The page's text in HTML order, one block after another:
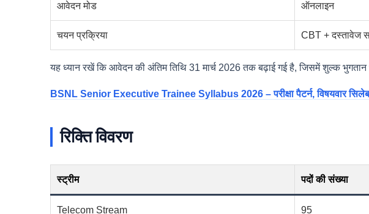
आवेदन मोड ऑनलाइन
चयन प्रक्रिया CBT + दस्तावेज
यह ध्यान रखें कि आवेदन की अंतिम तिथि 31 मार्च 2026 तक बढ़ाई गई है, जिसमें शुल्क भुगतान
BSNL Senior Executive Trainee Syllabus 2026 – परीक्षा पैटर्न, विषयवार
रिक्ति विवरण
स्ट्रीम पदों की संख्या
Telecom Stream 95